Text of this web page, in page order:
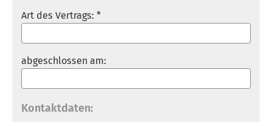
Art des Vertrags: *
abgeschlossen am:
Kontaktdaten: